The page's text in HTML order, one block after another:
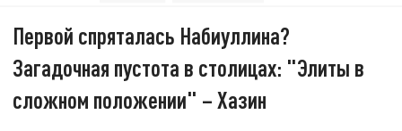
Первой спряталась Набиуллина?
Загадочная пустота в столицах: "Элиты в
сложном положении" – Хазин